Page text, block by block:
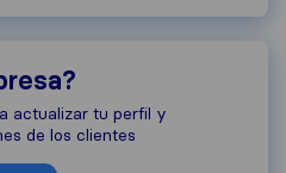
actualizar tu perfil y
de los clientes